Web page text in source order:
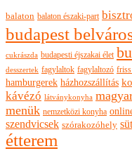
balaton balaton északi-part
budapest
cukrászda budapesti éjszakai élet
desszertek fagylaltok fagylaltozó friss
hamburgerek házhozszállítás
kávézó látványkonyha
menük nemzetközi konyha
szendvicsek szórakozóhely
étterem